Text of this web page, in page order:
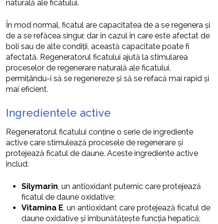
naturală ale ficatului.
În mod normal, ficatul are capacitatea de a se regenera și
de a se refăcea singur, dar în cazul în care este afectat de
boli sau de alte condiții, această capacitate poate fi
afectată. Regeneratorul ficatului ajută la stimularea
proceselor de regenerare naturală ale ficatului,
permițându-i să se regenereze și să se refacă mai rapid și
mai eficient.
Ingredientele active
Regeneratorul ficatului conține o serie de ingrediente
active care stimulează procesele de regenerare și
protejează ficatul de daune. Aceste ingrediente active
includ:
Silymarin, un antioxidant puternic care protejează
ficatul de daune oxidative;
Vitamina E, un antioxidant care protejează ficatul de
daune oxidative și îmbunătățește funcția hepatică;